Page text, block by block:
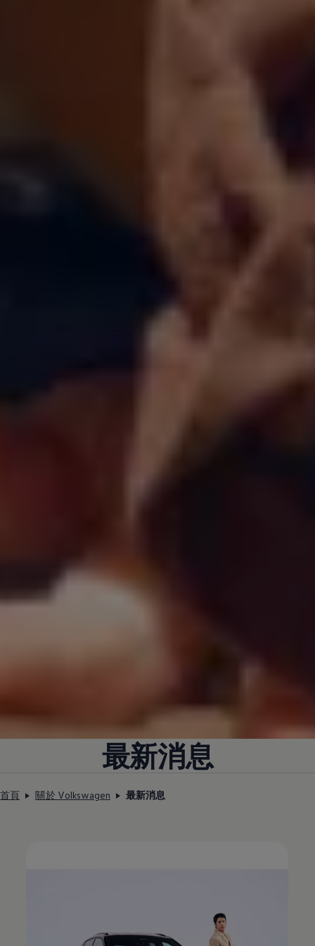
最新消息
首頁 關於 Volkswagen 最新消息